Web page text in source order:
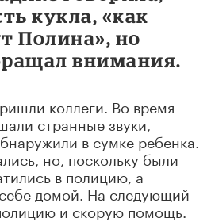
кукла, «как
Полина», но
внимания.
коллеги. Во время
странные звуки,
в сумке ребенка.
но, поскольку были
в полицию, а
домой. На следующий
и скорую помощь.